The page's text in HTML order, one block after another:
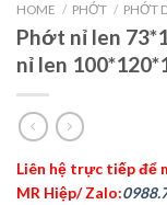
HOME / PHỚT / PHỚT
Phớt nỉ len
nỉ len
Liên hệ trực tiếp để
MR Hiệp/ Zalo: